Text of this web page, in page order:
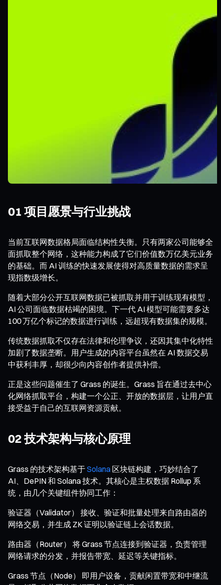
01 项目愿景与行业挑战
当前互联网数据格局面临结构性失衡。只有两家公司能够全
面抓取整个网络，这种能力构成了它们价值数万亿美元业务
的基础。而 AI 训练的快速发展使得对高质量数据的需求呈
现指数级增长。
随着大部分公开互联网数据已被抓取并用于训练现有模型，
AI 公司面临数据枯竭的困境。下一代 AI 模型可能需要多达
100 万亿个标记的数据进行训练，远超现有数据集的规模。
传统数据抓取不仅存在法律和伦理争议，还因其集中化特性
加剧了数据垄断。用户生成的内容平台虽然在 AI 数据交易
中获利丰厚，却很少向内容创作者提供补偿。
正是这些问题催生了 Grass 的诞生。Grass 旨在通过去中心
化网络抓取平台，构建一个公正、开放的数据层，让用户直
接受益于自己的互联网资源贡献。
02 技术架构与核心原理
Grass 的技术架构基于Solana 区块链构建，巧妙结合了
AI、DePIN 和 Solana 技术。其核心是主权数据 Rollup 系
统，由几个关键组件协同工作：
验证器（Validator） 接收、验证和批量处理来自路由器的
网络交易，并生成 ZK 证明以验证链上会话数据。
路由器（Router） 将 Grass 节点连接到验证器，负责管理
网络请求的分发，并报告带宽、延迟等关键指标。
Grass 节点（Node） 即用户设备，贡献闲置带宽和中继流